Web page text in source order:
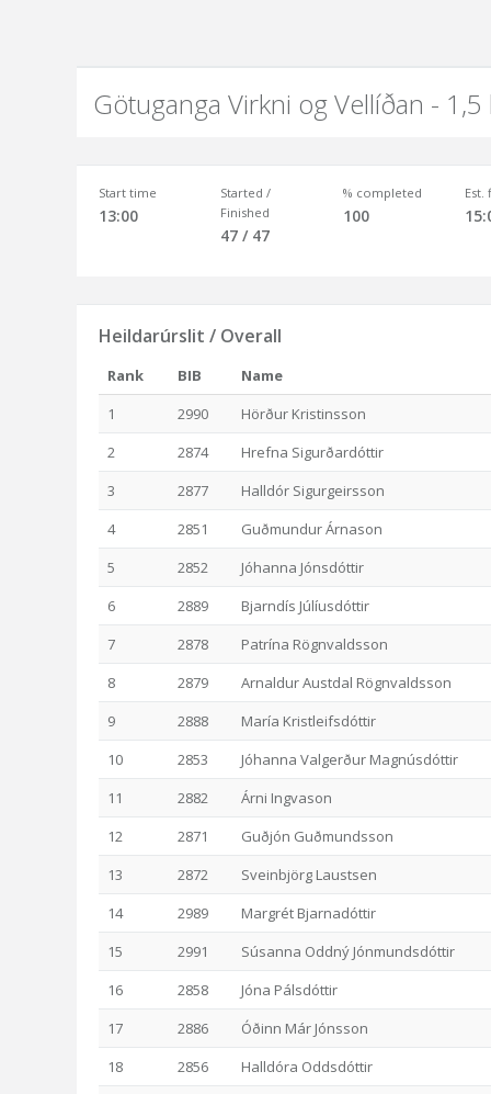
Götuganga Virkni og Vellíðan - 1,5
Start time
13:00
Started /
Finished
47 / 47
% completed
100
Est.
Heildarúrslit / Overall
Rank BIB
Name
1
2990
Hörður Kristinsson
2
2874
Hrefna Sigurðardóttir
3
2877
Halldór Sigurgeirsson
4
2851
Guðmundur Árnason
5
2852
Jóhanna Jónsdóttir
6
2889
Bjarndís Júlíusdóttir
7
2878
Patrína Rögnvaldsson
8
2879
Arnaldur Austdal Rögnvaldsson
9
2888
María Kristleifsdóttir
10
2853
Jóhanna Valgerður Magnúsdóttir
11
2882
Árni Ingvason
12
2871
Guðjón Guðmundsson
13
2872
Sveinbjörg Laustsen
14
2989
Margrét Bjarnadóttir
15
2991
Súsanna Oddný Jónmundsdóttir
16
2858
Jóna Pálsdóttir
17
2886
Óðinn Már Jónsson
18
2856
Halldóra Oddsdóttir